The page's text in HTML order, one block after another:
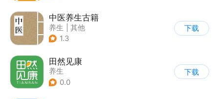
中医养生古籍
养生
其他
1.3
下载
田然见康
养生
0.0
下载